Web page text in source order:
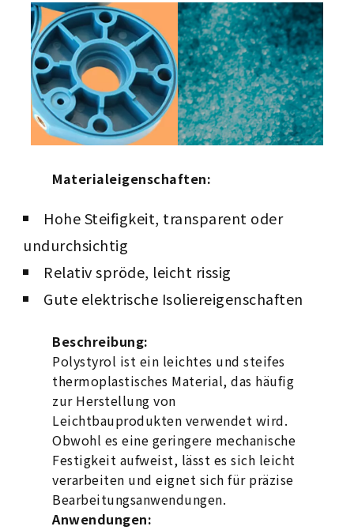
Materialeigenschaften:
Hohe Steifigkeit, transparent oder
undurchsichtig
Relativ spröde, leicht rissig
Gute elektrische Isoliereigenschaften
Beschreibung:
Polystyrol ist ein leichtes und steifes
thermoplastisches Material, das häufig
zur Herstellung von
Leichtbauprodukten verwendet wird.
Obwohl es eine geringere mechanische
Festigkeit aufweist, lässt es sich leicht
verarbeiten und eignet sich für präzise
Bearbeitungsanwendungen.
Anwendungen: